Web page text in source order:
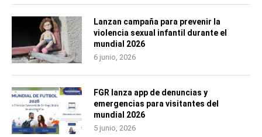
Lanzan campaña para prevenir la
violencia sexual infantil durante el
mundial 2026
6 junio, 2026
FGR lanza app de denuncias y
emergencias para visitantes del
mundial 2026
5 junio, 2026